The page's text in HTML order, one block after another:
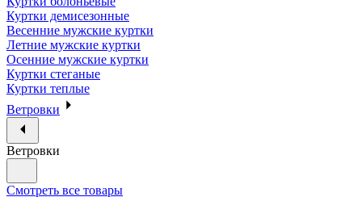
Куртки демисезонные
Весенние мужские куртки
Летние мужские куртки
Осенние мужские куртки
Куртки стеганые
Куртки теплые
Ветровки
Ветровки
Смотреть все товары